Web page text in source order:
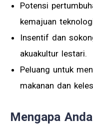
Potensi
kemajuan
Insentif dan
akuakultur lestari.
Peluang untuk
makanan dan
Mengapa